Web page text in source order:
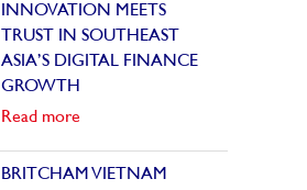
INNOVATION MEETS
TRUST IN SOUTHEAST
ASIA’S DIGITAL FINANCE
GROWTH
Read more
BRITCHAM VIETNAM